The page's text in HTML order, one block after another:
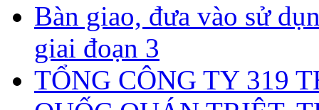
Bàn giao, đưa vào sử
giai đoạn 3
TỔNG CÔNG TY 319